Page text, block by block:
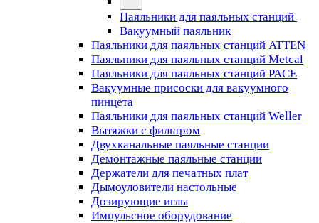
Паяльники для паяльных станций
Вакуумный паяльник
Паяльники для паяльных станций ATTEN
Паяльники для паяльных станций Metcal
Паяльники для паяльных станций PACE
Вакуумные присоски для вакуумного
пинцета
Паяльники для паяльных станций Weller
Вытяжки с фильтром
Двухканальные паяльные станции
Демонтажные паяльные станции
Держатели для печатных плат
Дымоуловители настольные
Дозирующие иглы
Импульсное оборудование